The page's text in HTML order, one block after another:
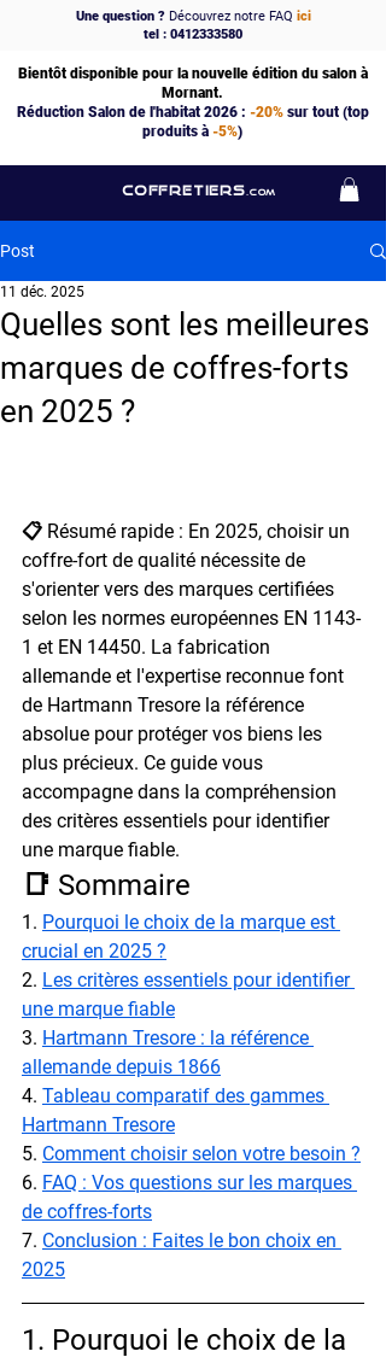
COFFRETIERS .COM
Une question ?Découvrez notre FAQ ici
tel : 0412333580
Bientôt disponible pour la nouvelle édition du salon à
Mornant.
Réduction Salon de l'habitat 2026 : -20%sur tout (top
produits à -5%)
Post
Quelles sont les meilleures
marques de coffres-forts
en 2025 ?
11 déc. 2025
📋 Résumé rapide : En 2025, choisir un
coffre-fort de qualité nécessite de
s'orienter vers des marques certifiées
selon les normes européennes EN 1143-
1 et EN 14450. La fabrication
allemande et l'expertise reconnue font
de Hartmann Tresore la référence
absolue pour protéger vos biens les
plus précieux. Ce guide vous
accompagne dans la compréhension
des critères essentiels pour identifier
une marque fiable.
📑 Sommaire
1. Pourquoi le choix de la marque est
crucial en 2025 ?
2. Les critères essentiels pour identifier
une marque fiable
3. Hartmann Tresore : la référence
allemande depuis 1866
4. Tableau comparatif des gammes
Hartmann Tresore
5. Comment choisir selon votre besoin ?
6. FAQ : Vos questions sur les marques
de coffres-forts
7. Conclusion : Faites le bon choix en
2025
1. Pourquoi le choix de la